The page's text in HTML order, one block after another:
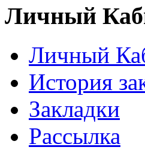
Личный
Личный
История
Закладки
Рассылка